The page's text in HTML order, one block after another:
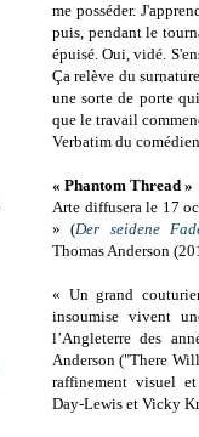
me posséder.
puis, pendant le
épuisé. Oui, vidé.
Ça relève du
une sorte de porte
que le travail
Verbatim du
« Phantom Thread »
Arte diffusera le 17
» (Der seidene
Thomas Anderson
« Un grand
insoumise vivent
l’Angleterre des
Anderson ("There
raffinement visuel
Day-Lewis et Vicky